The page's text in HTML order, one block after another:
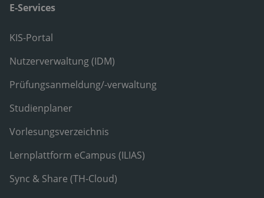
E-Services
KIS-Portal
Nutzerverwaltung (IDM)
Prüfungsanmeldung/-verwaltung
Studienplaner
Vorlesungsverzeichnis
Lernplattform eCampus (ILIAS)
Sync & Share (TH-Cloud)